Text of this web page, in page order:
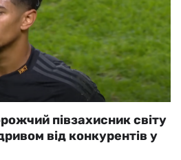
півзахисник світу
від конкурентів у